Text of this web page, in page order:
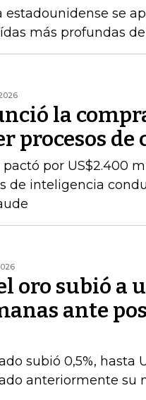
estadounidense se
más profundas
la
procesos
pactó por US$2.400
de inteligencia
oro subió a
ante
subió 0,5%, hasta
anteriormente su